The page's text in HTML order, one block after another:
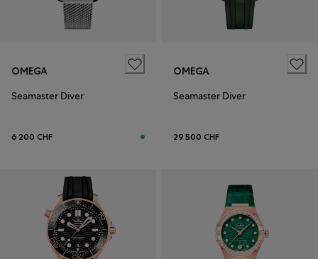
OMEGA
Seamaster Diver
6 200 CHF
OMEGA
Seamaster Diver
29 500 CHF